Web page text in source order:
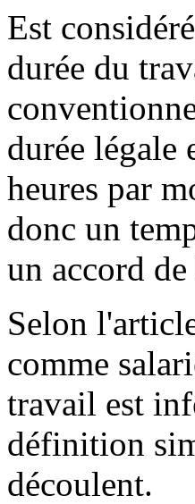
Est
durée du
durée légale
heures par
donc un
un accord
Selon
comme
travail est
définition
découlent.